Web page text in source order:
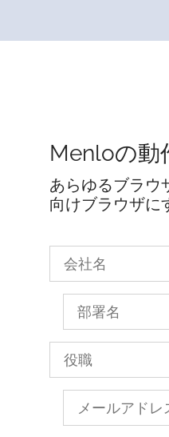
Menloの動
あらゆるブラウ
向けブラウザに